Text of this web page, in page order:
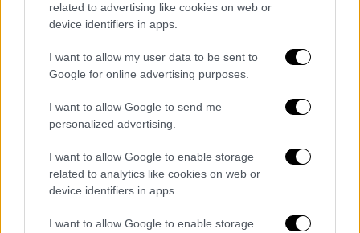
related to advertising like cookies on web or
device identifiers in apps.
I want to allow my user data to be sent to
Google for online advertising purposes.
I want to allow Google to send me
personalized advertising.
I want to allow Google to enable storage
related to analytics like cookies on web or
device identifiers in apps.
I want to allow Google to enable storage